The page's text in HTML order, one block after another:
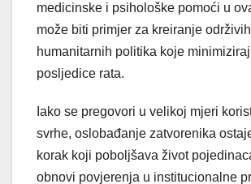
medicinske i psihološke pomoći u
može biti primjer za kreiranje održivih
humanitarnih politika koje
posljedice rata.
Iako se pregovori u velikoj mjeri
svrhe, oslobađanje zatvorenika
korak koji poboljšava život
obnovi povjerenja u institucionalne